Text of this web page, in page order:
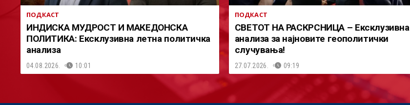
ПОДКАСТ
ИНДИСКА МУДРОСТ И МАКЕДОНСКА
ПОЛИТИКА: Ексклузивна летна политичка
анализа
04.08.2026. 10:01
ПОДКАСТ
СВЕТОТ НА РАСКРСНИЦА – Ексклузивна
анализа за најновите геополитички
случувања!
27.07.2026. 09:19